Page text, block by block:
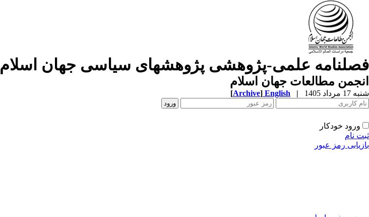
فصلنامه علمی-پژوهشی پژوهشهای سیاسی جهان اسلام
انجمن مطالعات جهان اسلام
شنبه 17 مرداد 1405 |
English
[Archive]
ورود خودکار
ثبت نام
بازیابی رمز عبور